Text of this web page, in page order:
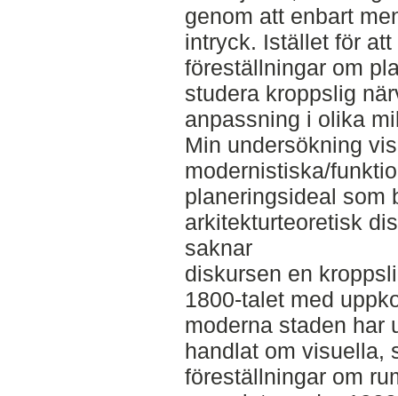
genom att enbart
intryck. Istället för
föreställningar om
studera kroppslig
anpassning i olika
Min undersökning
modernistiska/
planeringsideal som
arkitekturteoretisk
saknar
diskursen en
1800-talet med
moderna staden har
handlat om visuella,
föreställningar om